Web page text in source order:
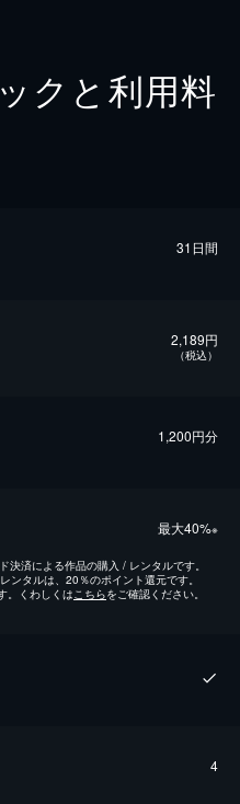
クと利用料
31日間
2,189円
（税込）
1,200円分
最⼤40%※
済による作品の購入 / レンタルです。
ンタルは、20％のポイント還元です。
。くわしくはこちらをご確認ください。
4